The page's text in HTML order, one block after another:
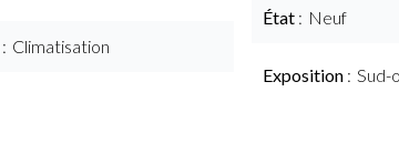
Climatisation
État Neuf
Exposition Sud-